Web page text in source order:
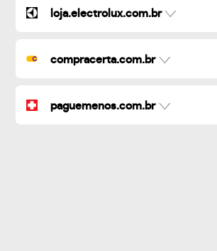
loja.electrolux.com.br
compracerta.com.br
paguemenos.com.br